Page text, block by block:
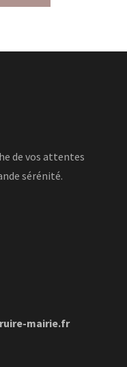
de vos attentes
sérénité.
mairie.fr